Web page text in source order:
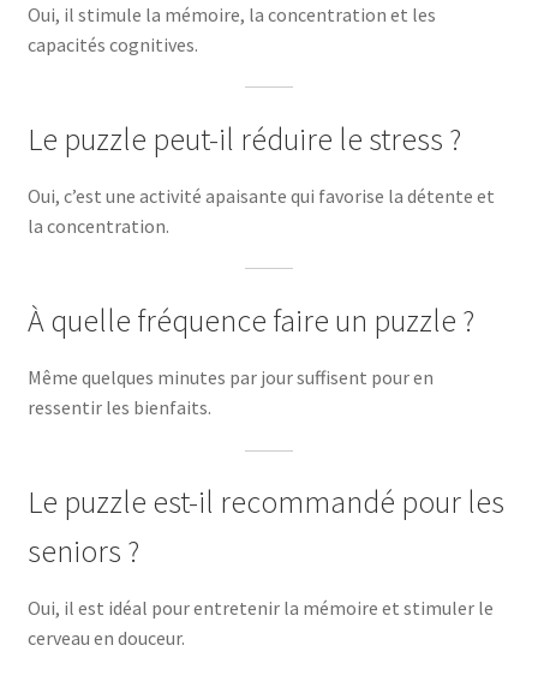
Oui, il stimule la mémoire, la concentration et les
capacités cognitives.
Le puzzle peut-il réduire le stress ?
Oui, c’est une activité apaisante qui favorise la détente et
la concentration.
À quelle fréquence faire un puzzle ?
Même quelques minutes par jour suffisent pour en
ressentir les bienfaits.
Le puzzle est-il recommandé pour les
seniors ?
Oui, il est idéal pour entretenir la mémoire et stimuler le
cerveau en douceur.